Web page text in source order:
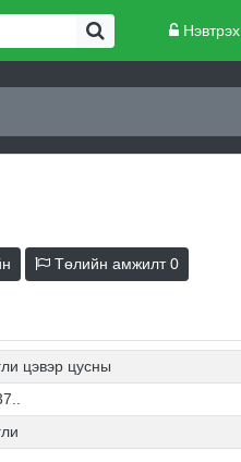
Нэвтрэх
Төлийн амжилт0
цэвэр цусны